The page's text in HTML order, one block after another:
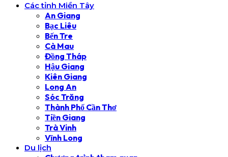
Các tỉnh Miền Tây
An Giang
Bạc Liêu
Bến Tre
Cà Mau
Đồng Tháp
Hậu Giang
Kiên Giang
Long An
Sóc Trăng
Thành Phố Cần Thơ
Tiền Giang
Trà Vinh
Vĩnh Long
Du lịch